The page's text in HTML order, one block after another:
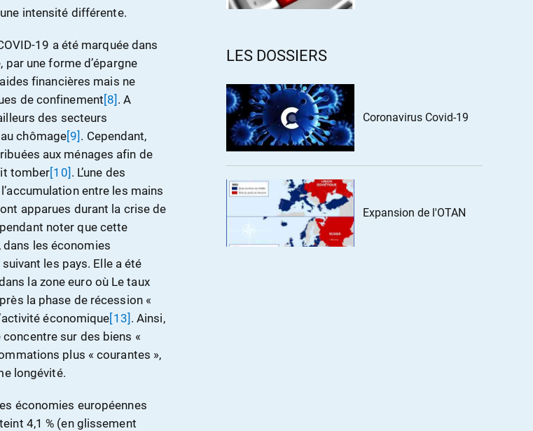
intensité différente.
19 a été marquée dans
une forme d’épargne
financières mais ne
de confinement [8] . A
des secteurs
chômage[9] . Cependant,
aux ménages afin de
tomber[10] . L’une des
entre les mains
apparues durant la crise de
noter que cette
les économies
les pays. Elle a été
la zone euro où Le taux
la phase de récession «
économique[13] . Ainsi,
sur des biens «
plus « courantes »,
longévité.
économies européennes
4,1 % (en glissement
LES DOSSIERS
Coronavirus Covid-19
Expansion de l'OTAN